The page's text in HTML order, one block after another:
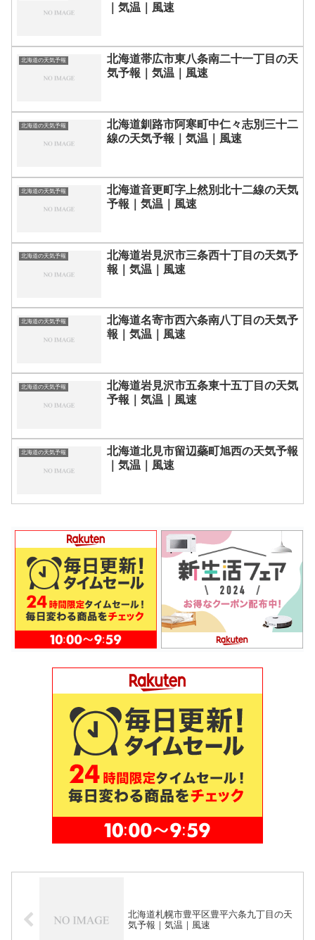
｜気温｜風速
北海道の天気予報
北海道帯広市東八条南二十一丁目の天
気予報｜気温｜風速
北海道の天気予報
北海道釧路市阿寒町中仁々志別三十二
線の天気予報｜気温｜風速
北海道の天気予報
北海道音更町字上然別北十二線の天気
予報｜気温｜風速
北海道の天気予報
北海道岩見沢市三条西十丁目の天気予
報｜気温｜風速
北海道の天気予報
北海道名寄市西六条南八丁目の天気予
報｜気温｜風速
北海道の天気予報
北海道岩見沢市五条東十五丁目の天気
予報｜気温｜風速
北海道の天気予報
北海道北見市留辺蘂町旭西の天気予報
｜気温｜風速
北海道札幌市豊平区豊平六条九丁目の天
気予報｜気温｜風速